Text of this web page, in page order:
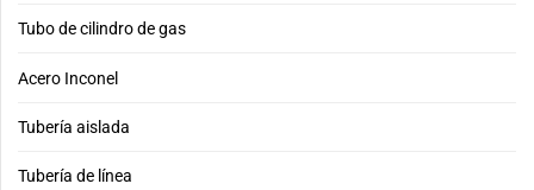
Tubo de cilindro de gas
Acero Inconel
Tubería aislada
Tubería de línea